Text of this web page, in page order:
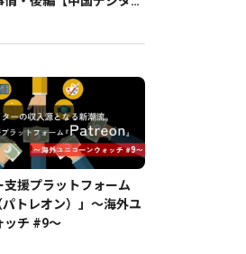
支援プラットフォーム
パトレオン）」〜海外ユ
ッチ #9〜